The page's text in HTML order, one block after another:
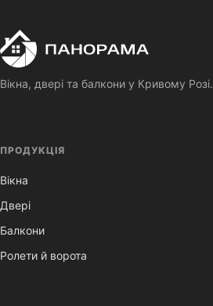
П
Панорама
Вікна, двері та балкони у Кривому Розі.
ПРОДУКЦІЯ
Вікна
Двері
Балкони
Ролети й ворота